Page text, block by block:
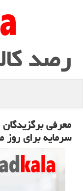
رصد
معرفی
سرمایه برای روز